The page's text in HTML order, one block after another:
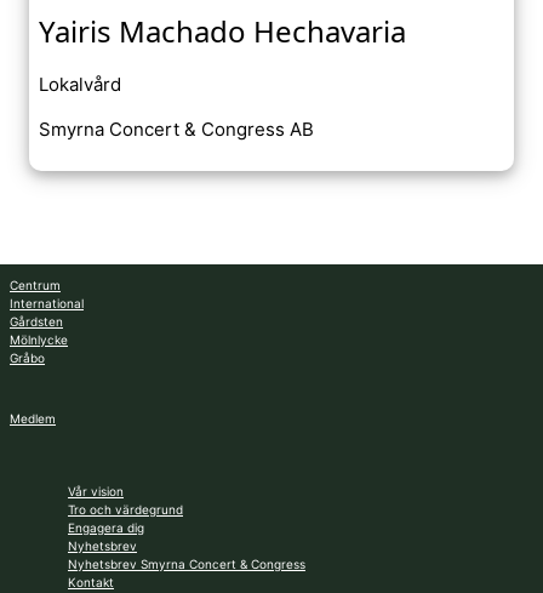
Yairis Machado Hechavaria
Lokalvård
Smyrna Concert & Congress AB
Centrum
International
Gårdsten
Mölnlycke
Gråbo
Medlem
Vår vision
Tro och värdegrund
Engagera dig
Nyhetsbrev
Nyhetsbrev Smyrna Concert & Congress
Kontakt